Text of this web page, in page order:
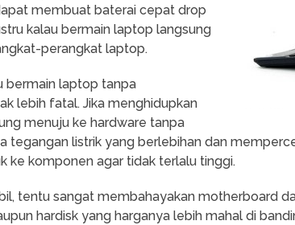
membuat baterai cepat drop
kalau bermain laptop langsung
perangkat laptop.
bermain laptop tanpa
lebih fatal. Jika menghidupkan
menuju ke hardware tanpa
listrik yang berlebihan dan
ke komponen agar tidak terlalu tinggi.
tentu sangat membahayakan motherboard
hardisk yang harganya lebih mahal di